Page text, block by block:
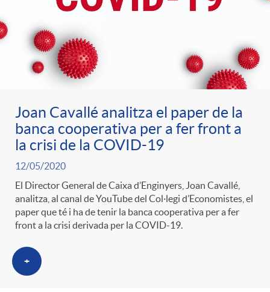
Joan Cavallé analitza el paper de la
banca cooperativa per a fer front a
la crisi de la COVID-19
12/05/2020
El Director General de Caixa d’Enginyers, Joan Cavallé,
analitza, al canal de YouTube del Col·legi d’Economistes, el
paper que té i ha de tenir la banca cooperativa per a fer
front a la crisi derivada per la COVID-19.
+